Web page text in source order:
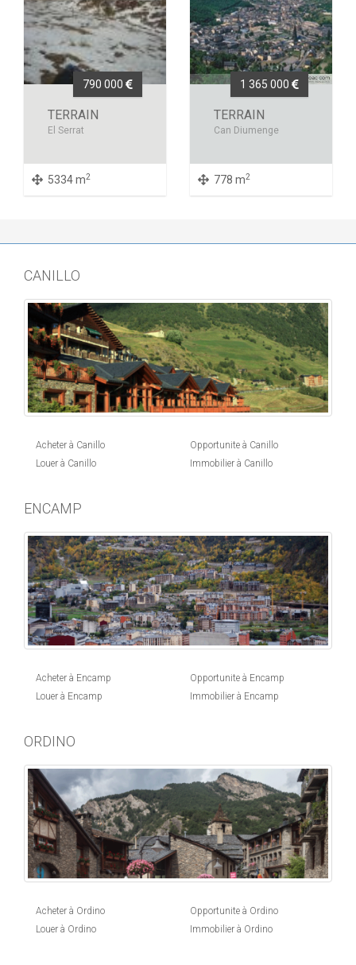
790 000
TERRAIN
El Serrat
5334 m2
1 365 000
TERRAIN
Can Diumenge
778 m2
CANILLO
Acheter à Canillo
Louer à Canillo
Opportunite à Canillo
Immobilier à Canillo
ENCAMP
Acheter à Encamp
Louer à Encamp
Opportunite à Encamp
Immobilier à Encamp
ORDINO
Acheter à Ordino
Louer à Ordino
Opportunite à Ordino
Immobilier à Ordino